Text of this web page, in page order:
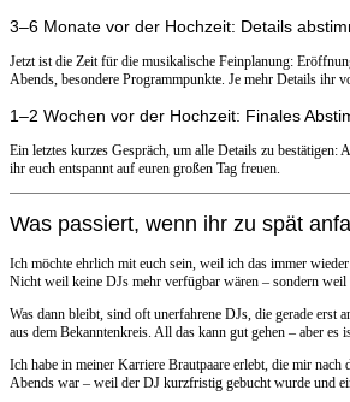
3–6 Monate vor der Hochzeit: Details
Jetzt ist die Zeit für die musikalische Feinplanung:
Abends, besondere Programmpunkte. Je mehr Details ihr
1–2 Wochen vor der Hochzeit: Finales
Ein letztes kurzes Gespräch, um alle Details zu
ihr euch entspannt auf euren großen Tag freuen.
Was passiert, wenn ihr zu spät
Ich möchte ehrlich mit euch sein, weil ich das immer
Nicht weil keine DJs mehr verfügbar wären – sondern weil
Was dann bleibt, sind oft unerfahrene DJs, die gerade
aus dem Bekanntenkreis. All das kann gut gehen – aber
Ich habe in meiner Karriere Brautpaare erlebt, die mir
Abends war – weil der DJ kurzfristig gebucht wurde und